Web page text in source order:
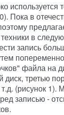
Пока в
в
запись
файла на
третью
(рисунок 1).
записью -